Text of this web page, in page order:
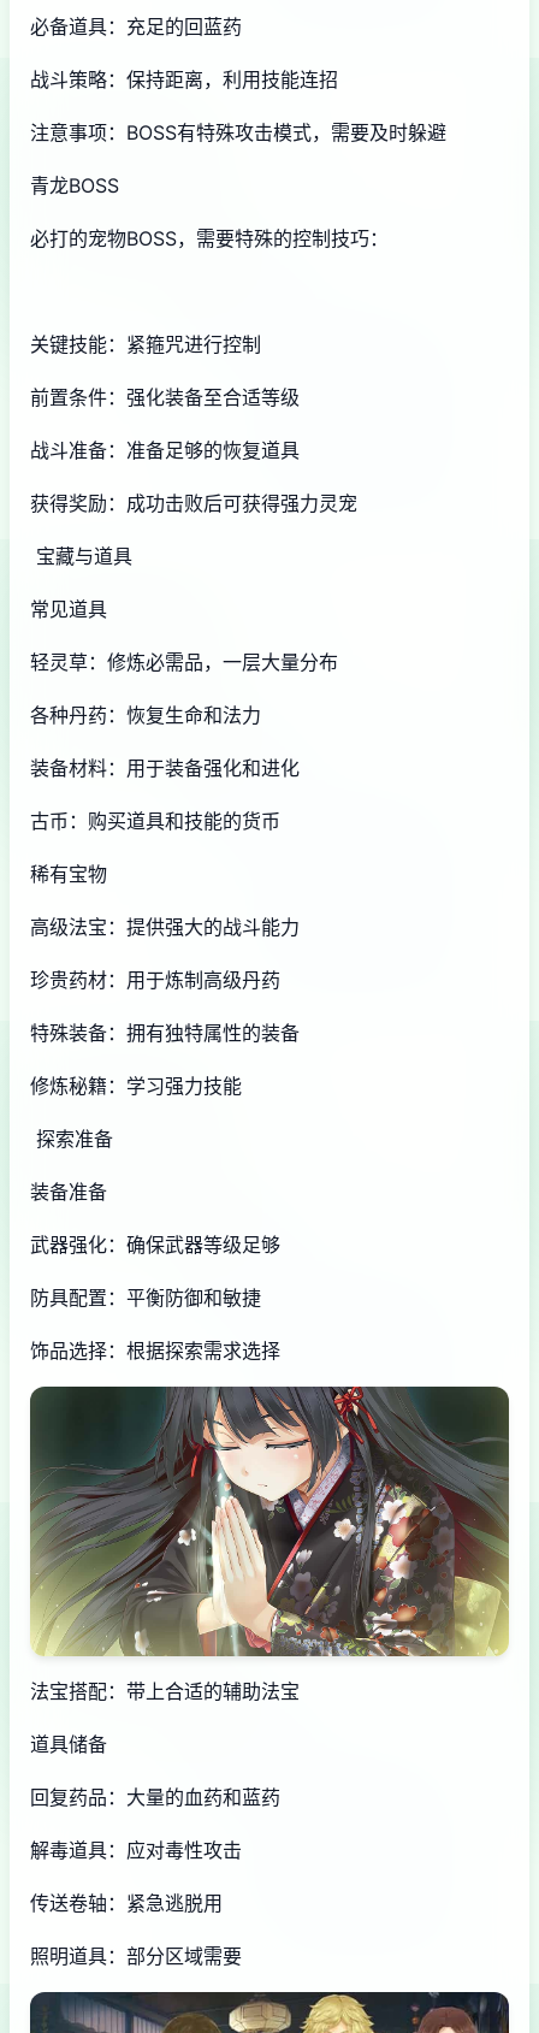
必备道具：充足的回蓝药
战斗策略：保持距离，利用技能连招
注意事项：BOSS有特殊攻击模式，需要及时躲避
青龙BOSS
必打的宠物BOSS，需要特殊的控制技巧：
关键技能：紧箍咒进行控制
前置条件：强化装备至合适等级
战斗准备：准备足够的恢复道具
获得奖励：成功击败后可获得强力灵宠
宝藏与道具
常见道具
轻灵草：修炼必需品，一层大量分布
各种丹药：恢复生命和法力
装备材料：用于装备强化和进化
古币：购买道具和技能的货币
稀有宝物
高级法宝：提供强大的战斗能力
珍贵药材：用于炼制高级丹药
特殊装备：拥有独特属性的装备
修炼秘籍：学习强力技能
探索准备
装备准备
武器强化：确保武器等级足够
防具配置：平衡防御和敏捷
饰品选择：根据探索需求选择
法宝搭配：带上合适的辅助法宝
道具储备
回复药品：大量的血药和蓝药
解毒道具：应对毒性攻击
传送卷轴：紧急逃脱用
照明道具：部分区域需要